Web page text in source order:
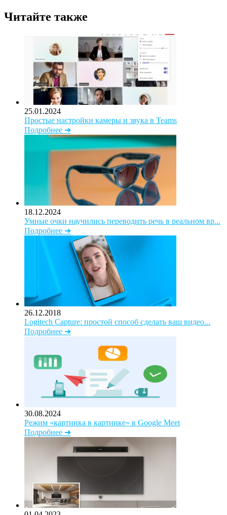
Читайте также
25.01.2024
Простые настройки камеры и звука в Teams
Подробнее ➜
18.12.2024
Умные очки научились переводить речь в реальном вр...
Подробнее ➜
26.12.2018
Logitech Capture: простой способ сделать ваш видео...
Подробнее ➜
30.08.2024
Режим «картинка в картинке» в Google Meet
Подробнее ➜